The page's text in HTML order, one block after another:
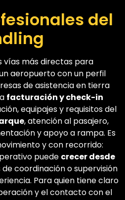
del
vías más directas para
aeropuerto con un perfil
de asistencia en tierra
facturación y check-in
equipajes y requisitos del
, atención al pasajero,
y apoyo a rampa. Es
y con recorrido:
puede crecer desde
coordinación o supervisión
Para quien tiene claro
y el contacto con el